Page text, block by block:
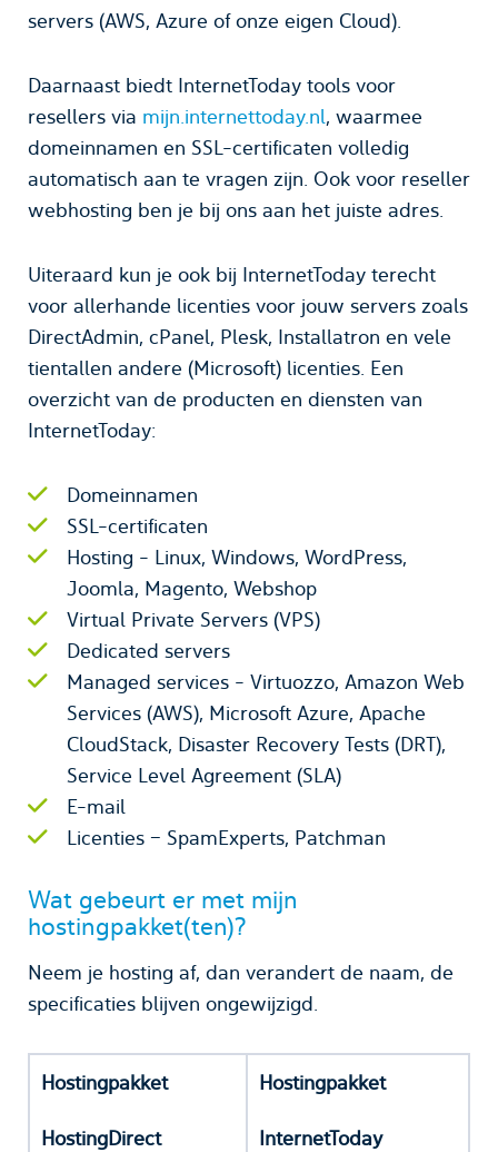
servers (AWS, Azure of onze eigen Cloud).
Daarnaast biedt InternetToday tools voor
resellers via mijn.internettoday.nl, waarmee
domeinnamen en SSL-certificaten volledig
automatisch aan te vragen zijn. Ook voor reseller
webhosting ben je bij ons aan het juiste adres.
Uiteraard kun je ook bij InternetToday terecht
voor allerhande licenties voor jouw servers zoals
DirectAdmin, cPanel, Plesk, Installatron en vele
tientallen andere (Microsoft) licenties. Een
overzicht van de producten en diensten van
InternetToday:
Domeinnamen
SSL-certificaten
Hosting - Linux, Windows, WordPress,
Joomla, Magento, Webshop
Virtual Private Servers (VPS)
Dedicated servers
Managed services - Virtuozzo, Amazon Web
Services (AWS), Microsoft Azure, Apache
CloudStack, Disaster Recovery Tests (DRT),
Service Level Agreement (SLA)
E-mail
Licenties – SpamExperts, Patchman
Wat gebeurt er met mijn
hostingpakket(ten)?
Neem je hosting af, dan verandert de naam, de
specificaties blijven ongewijzigd.
Hostingpakket
HostingDirect
Hostingpakket
InternetToday